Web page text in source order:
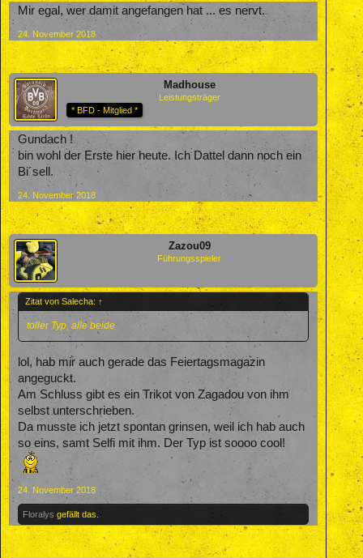
Mir egal, wer damit angefangen hat ... es nervt.
24. November 2018
Madhouse
Leistungsträger
* BFD - Mitglied *
Gundach !
bin wohl der Erste hier heute. Ich Dattel dann noch ein
Bi´sell.
24. November 2018
Zazou09
Führungsspieler
Zitat von Salecha: ↑
toller Typ, alle beide
lol, hab mir auch gerade das Feiertagsmagazin
angeguckt.
Am Schluss gibt es ein Trikot von Zagadou von ihm
selbst unterschrieben.
Da musste ich jetzt spontan grinsen, weil ich hab auch
so eins, samt Selfi mit ihm. Der Typ ist soooo cool!
24. November 2018
Floralys gefällt das.